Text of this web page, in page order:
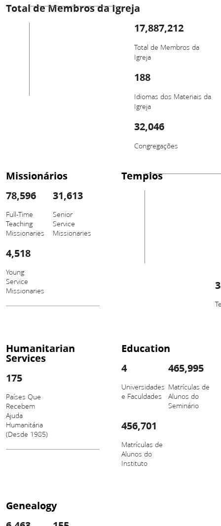
Total de Membros da Igreja
17,887,212
Total de Membros da
Igreja
188
Idiomas dos Materiais da
Igreja
32,046
Congregações
Missionários
78,596
Full-Time
Teaching
Missionaries
31,613
Senior
Service
Missionaries
4,518
Young
Service
Missionaries
Templos
Humanitarian
Services
175
Países Que
Recebem
Ajuda
Humanitária
(Desde 1985)
Education
4
Universidades
e Faculdades
465,995
Matrículas de
Alunos do
Seminário
456,701
Matrículas de
Alunos do
Instituto
Genealogy